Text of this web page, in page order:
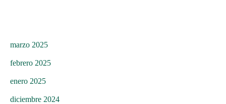
marzo 2025
febrero 2025
enero 2025
diciembre 2024